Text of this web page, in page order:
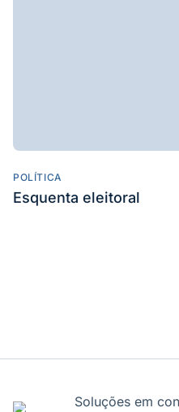
POLÍTICA
Esquenta eleitoral
Soluções em